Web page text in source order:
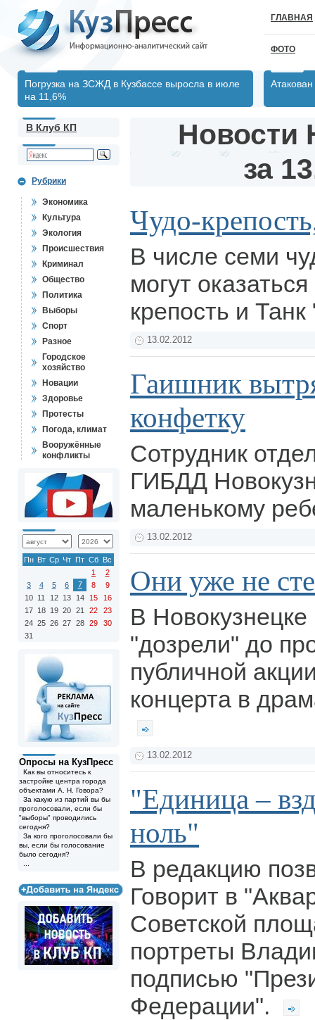
ГЛАВНАЯ
ФОТО
Погрузка на ЗСЖД в Кузбассе выросла в июле
на 11,6%
В Клуб КП
Рубрики
Экономика
Культура
Экология
Происшествия
Криминал
Общество
Политика
Выборы
Спорт
Разное
Городское
хозяйство
Новации
Здоровье
Протесты
Погода, климат
Вооружённые
конфликты
Пн Вт Ср Чт Пт Сб Вс
1
2
3
4 5 6 7 8
9
10 11 12 13 14 15
16
17 18 19 20 21 22
23
24 25 26 27 28 29
30
31
Опросы на КузПресс
Как вы относитесь к
застройке центра города
объектами А. Н. Говора?
За какую из партий вы бы
проголосовали, если бы
"выборы" проводились
сегодня?
За кого проголосовали бы
вы, если бы голосование
было сегодня?
Новости
за
Чудо-
В числе семи
могут
крепость и
13.02.2012
Гаишник
конфетку
Сотрудник
ГИБДД
маленькому
13.02.2012
Они уже не
В
"дозрели" до
публичной
концерта в
13.02.2012
"Единица –
ноль"
В редакцию
Говорит в
Советской
портреты
подписью
Федерации".